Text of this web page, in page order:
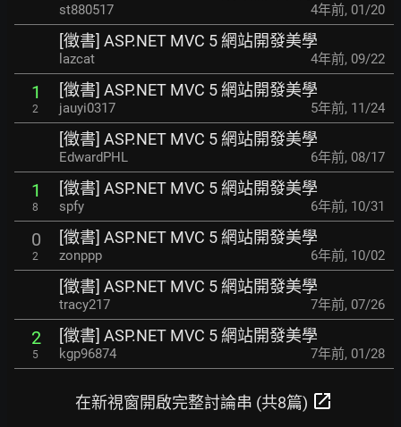
st880517 4年前, 01/20
[徵書] ASP.NET MVC 5 網站開發美學
lazcat 4年前, 09/22
1
2
[徵書] ASP.NET MVC 5 網站開發美學
jauyi0317 5年前, 11/24
[徵書] ASP.NET MVC 5 網站開發美學
EdwardPHL 6年前, 08/17
1
8
[徵書] ASP.NET MVC 5 網站開發美學
spfy 6年前, 10/31
0
2
[徵書] ASP.NET MVC 5 網站開發美學
zonppp 6年前, 10/02
[徵書] ASP.NET MVC 5 網站開發美學
tracy217 7年前, 07/26
2
5
[徵書] ASP.NET MVC 5 網站開發美學
kgp96874 7年前, 01/28
在新視窗開啟完整討論串 (共8篇) open_in_new